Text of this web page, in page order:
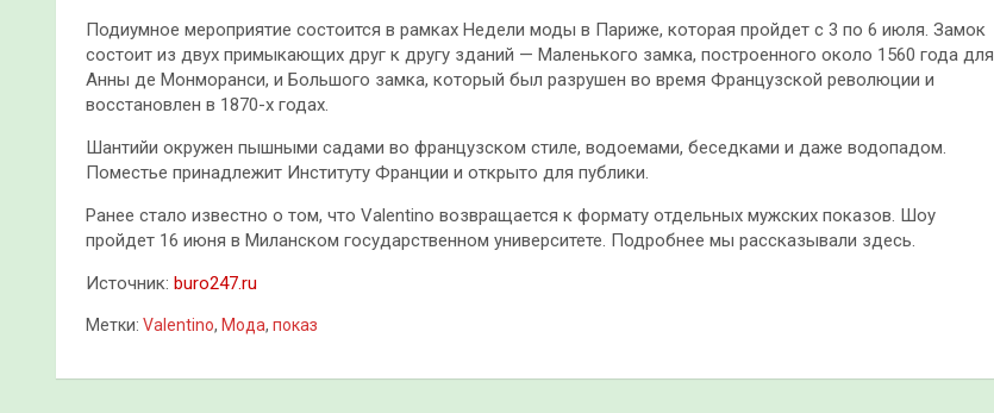
Подиумное мероприятие состоится в рамках Недели моды в Париже, которая пройдет с 3 по 6 июля. Замок
состоит из двух примыкающих друг к другу зданий — Маленького замка, построенного около 1560 года для
Анны де Монморанси, и Большого замка, который был разрушен во время Французской революции и
восстановлен в 1870-х годах.
Шантийи окружен пышными садами во французском стиле, водоемами, беседками и даже водопадом.
Поместье принадлежит Институту Франции и открыто для публики.
Ранее стало известно о том, что Valentino возвращается к формату отдельных мужских показов. Шоу
пройдет 16 июня в Миланском государственном университете. Подробнее мы рассказывали здесь.
Источник: buro247.ru
Метки: Valentino, Мода, показ